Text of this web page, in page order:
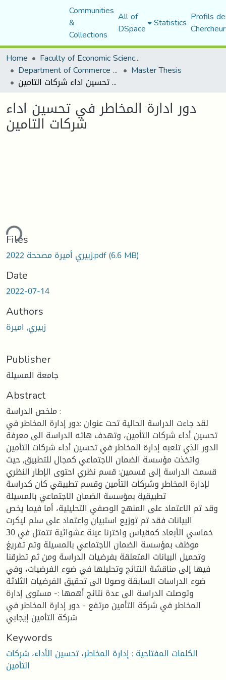
Communities
&
Collections
All of
DSpace Statistics Profils
Home
Faculty of Economic Sciences, Commerce and Management Sciences
Department of Commerce Science Master Thesis
دور ادارة المخاطر في تحسين اداء شركات التامين
دور ادارة المخاطر في تحسين اداء
شركات التامين
Files
زبيري أميرة مصححة 2022.pdf(6.6 MB)
Date
2022-07-14
Authors
زبيري, اميرة
Publisher
جامعة المسيلة
Abstract
ملخص الدراسة :
لقد جاءت الدراسة الحالية تحت عنوان :دور إدارة المخاطر في
تحسين أداء شركات التأمين، وتهدف هاته الدراسة الى معرفة
الدور الذي تلعبه إدارة المخاطر في تحسين أداء شركات التأمين
واتخذت مؤسسة الضمان الاجتماعي كمجال للتطبيق, حيث
قسمت الدراسة إلى قسمين: قسم نظري احتوى الإطار النظري
لإدارة المخاطر وشركات التأمين وقسم تطبيقي كان كدراسة
تطبيقية بمؤسسة الضمان الاجتماعي بالمسيلة
وقد تم الاعتماد على المنهج الوصفي التحليلية، أما فيما يخص
البيانات فقد تم توزيع استبيان واعتماد على سلم ليكرت
خماسي الأبعاد كمقياس واخترنا عينة عشوائية تتمثل في 30
موظف بمؤسسة الضمان الاجتماعي بالمسيلة وتم تفريغ
وتحميل البيانات المتعلقة بفرضيات الدراسة ومن ثم تطرقنا
فيها إلى مناقشة النتائج وتحليلها في ضوء الفرضيات، وفي
ضوء الدراسات السابقة وصولا الى تحقيق الفرضيات الثلاثة
وتوصلت الدراسة الى عدة نتائج أهمها :- مستوى إدارة
المخاطر في شركة التأمين مرتفع - دور إدارة المخاطر في
شركة التأمين إيجابي
Keywords
الكلمات المفتاحية : إدارة المخاطر، تحسين الأداء، شركات
التأمين